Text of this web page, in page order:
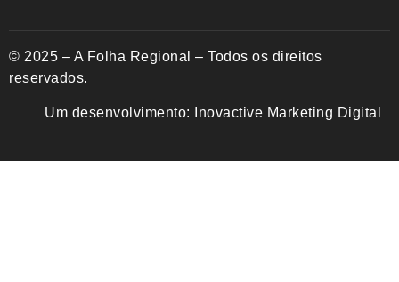
© 2025 – A Folha Regional – Todos os direitos
reservados.
Um desenvolvimento: Inovactive Marketing Digital